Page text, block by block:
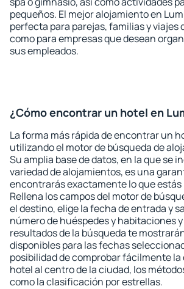
pequeños. El mejor alojamiento en
perfecta para parejas, familias y viajes
como para empresas que desean
sus empleados.
¿Cómo encontrar un hotel en
La forma más rápida de encontrar un
utilizando el motor de búsqueda de
Su amplia base de datos, en la que se
variedad de alojamientos, es una
encontrarás exactamente lo que estás
Rellena los campos del motor de
el destino, elige la fecha de entrada y
número de huéspedes y habitaciones y
resultados de la búsqueda te
disponibles para las fechas
posibilidad de comprobar fácilmente
hotel al centro de la ciudad, los
como la clasificación por estrellas.